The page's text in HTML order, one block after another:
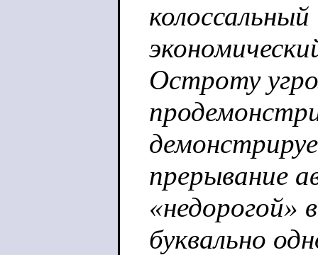
Остроту
прерывание
«недорогой»
буквально